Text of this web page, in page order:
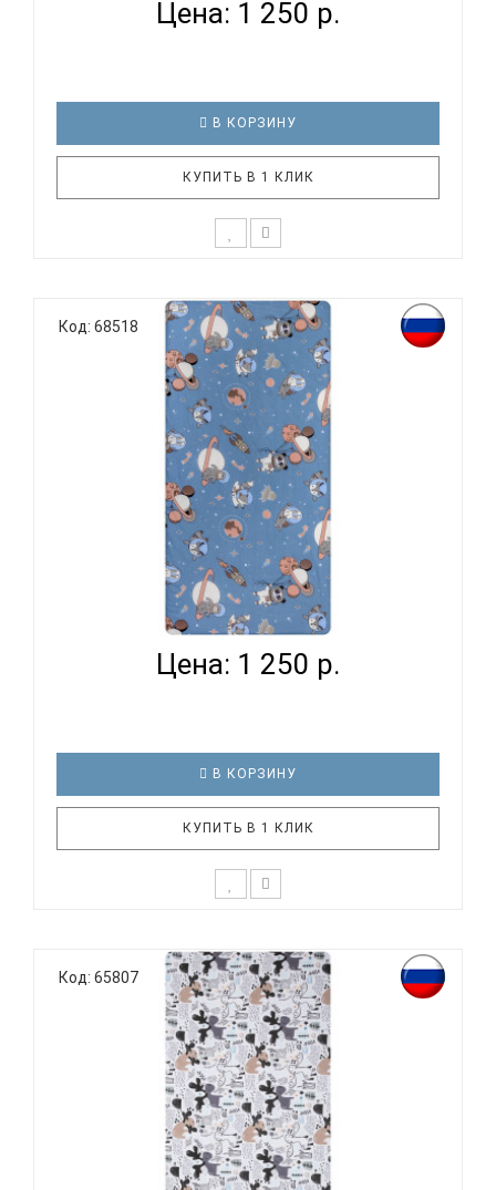
Цена: 1 250 р.
В КОРЗИНУ
КУПИТЬ В 1 КЛИК
родитель подходит очень основательно. Ведь
ребенок большую часть времени проводит в
кровати. И натуральность тканей, нежный и
веселый рисунок, высокая устойчивость к частым
стиркам – очень важные параметр..
Код: 68518
ВОМБАТИК CLASSIC COLLECTION КОСМОНАВТЫ -
ПРОСТЫНЯ...
Цена: 1 250 р.
В КОРЗИНУ
КУПИТЬ В 1 КЛИК
родитель подходит очень основательно. Ведь
ребенок большую часть времени проводит в
кровати. И натуральность тканей, нежный и
веселый рисунок, высокая устойчивость к частым
стиркам – очень важные параметр..
Код: 65807